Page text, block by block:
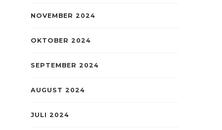
NOVEMBER 2024
OKTOBER 2024
SEPTEMBER 2024
AUGUST 2024
JULI 2024